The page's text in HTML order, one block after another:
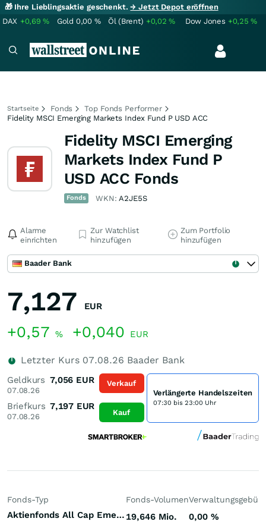
🎁 Ihre Lieblingsaktie geschenkt.→ Jetzt Depot eröffnen
DAX +0,69% Gold 0,00 % Öl (Brent) +0,02% Dow Jones +0,25%
Startseite Fonds
Top Fonds Performer
Fidelity MSCI Emerging Markets Index Fund P USD ACC
Fidelity MSCI Emerging
Markets Index Fund P
USD ACC Fonds
Fonds WKN:A2JE5S
Alarme
einrichten
Zur Watchlist
hinzufügen
Zum Portfolio
hinzufügen
Baader Bank
7,127 EUR
+0,57 % +0,040 EUR
Letzter Kurs 07.08.26 Baader Bank
Geldkurs
07.08.26
7,056 EUR
Briefkurs
07.08.26
7,197 EUR
Verkauf
Kauf
Verlängerte Handelszeiten
07:30 bis 23:00 Uhr
Fonds-Typ
Aktienfonds All Cap Emerging Markets
Fonds-Volumen
19,646 Mio. 0,00 %